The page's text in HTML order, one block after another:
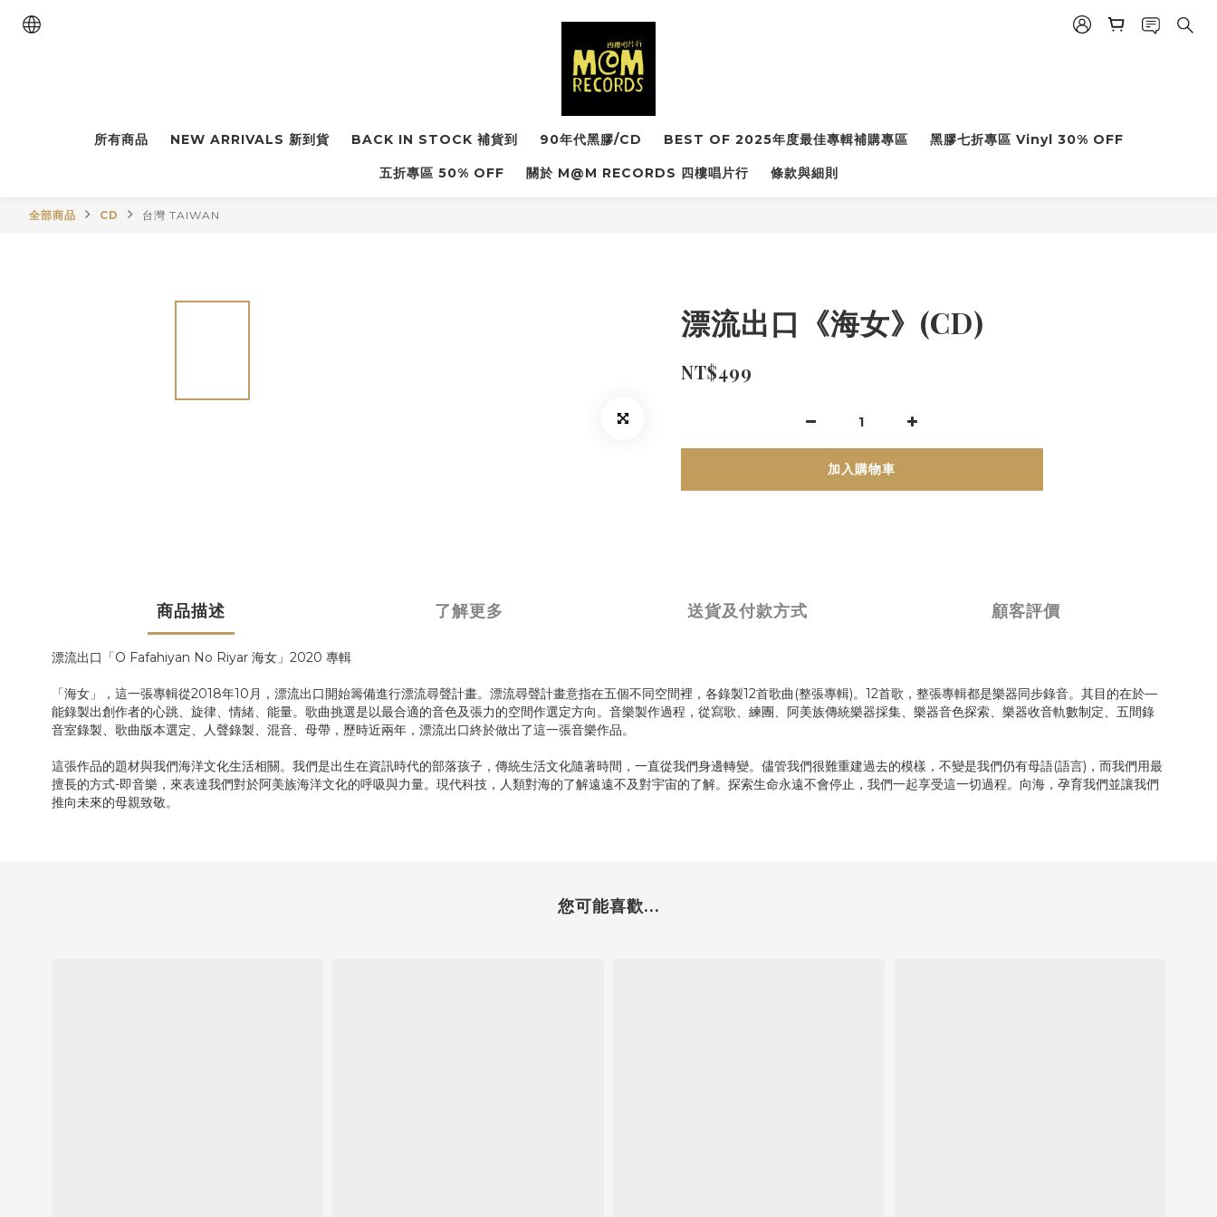
所有商品 NEW ARRIVALS 新到貨 BACK IN STOCK 補貨到 90年代黑膠/CD BEST OF 2025年度最佳專輯補購專區 黑膠七折專區 Vinyl 30% OFF
五折專區 50% OFF 關於 M@M RECORDS 四樓唱片行 條款與細則
全部商品 CD 台灣 TAIWAN
漂流出口《海女》(CD)
NT$499
加入購物車
商品描述 了解更多 送貨及付款方式 顧客評價
漂流出口「O Fafahiyan No Riyar 海女」2020 專輯
「海女」，這一張專輯從2018年10月，漂流出口開始籌備進行漂流尋聲計畫。漂流尋聲計畫意指在五個不同空間裡，各錄製12首歌曲(整張專輯)。12首歌，整張專輯都是樂器同步錄音。其目的在於—
能錄製出創作者的心跳、旋律、情緒、能量。歌曲挑選是以最合適的音色及張力的空間作選定方向。音樂製作過程，從寫歌、練團、阿美族傳統樂器採集、樂器音色探索、樂器收音軌數制定、五間錄
音室錄製、歌曲版本選定、人聲錄製、混音、母帶，歷時近兩年，漂流出口終於做出了這一張音樂作品。
這張作品的題材與我們海洋文化生活相關。我們是出生在資訊時代的部落孩子，傳統生活文化隨著時間，一直從我們身邊轉變。儘管我們很難重建過去的模樣，不變是我們仍有母語(語言)，而我們用最
擅長的方式-即音樂，來表達我們對於阿美族海洋文化的呼吸與力量。現代科技，人類對海的了解遠遠不及對宇宙的了解。探索生命永遠不會停止，我們一起享受這一切過程。向海，孕育我們並讓我們
推向未來的母親致敬。
您可能喜歡...